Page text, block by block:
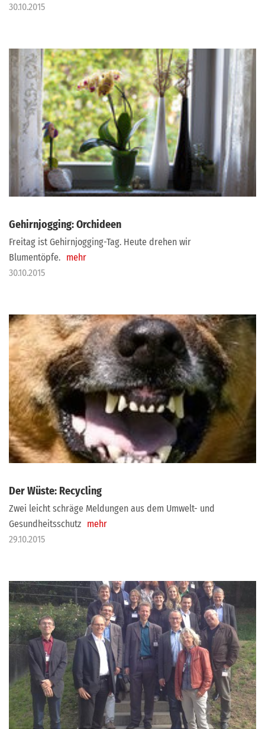
30.10.2015
Gehirnjogging: Orchideen
Freitag ist Gehirnjogging-Tag. Heute drehen wir
Blumentöpfe. mehr
30.10.2015
Der Wüste: Recycling
Zwei leicht schräge Meldungen aus dem Umwelt- und
Gesundheitsschutz mehr
29.10.2015